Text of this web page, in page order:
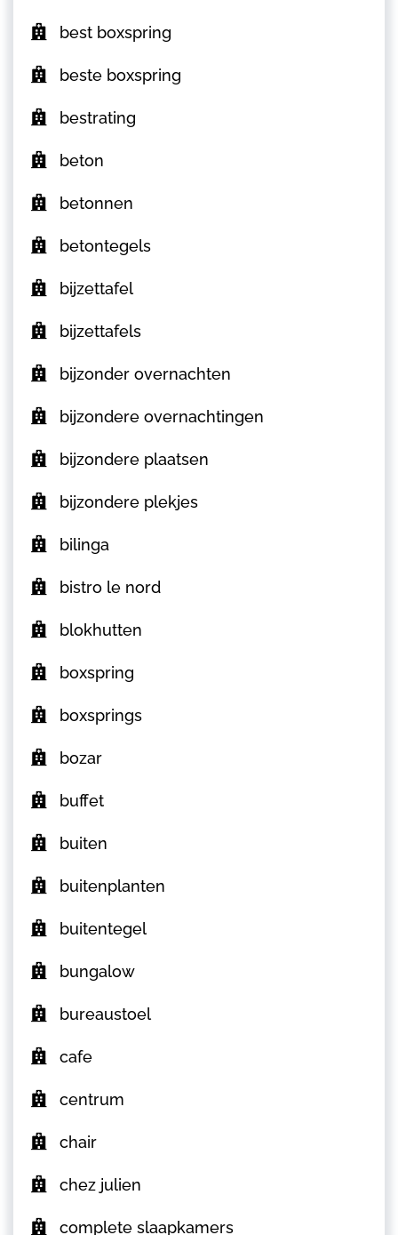
best boxspring
beste boxspring
bestrating
beton
betonnen
betontegels
bijzettafel
bijzettafels
bijzonder overnachten
bijzondere overnachtingen
bijzondere plaatsen
bijzondere plekjes
bilinga
bistro le nord
blokhutten
boxspring
boxsprings
bozar
buffet
buiten
buitenplanten
buitentegel
bungalow
bureaustoel
cafe
centrum
chair
chez julien
complete slaapkamers